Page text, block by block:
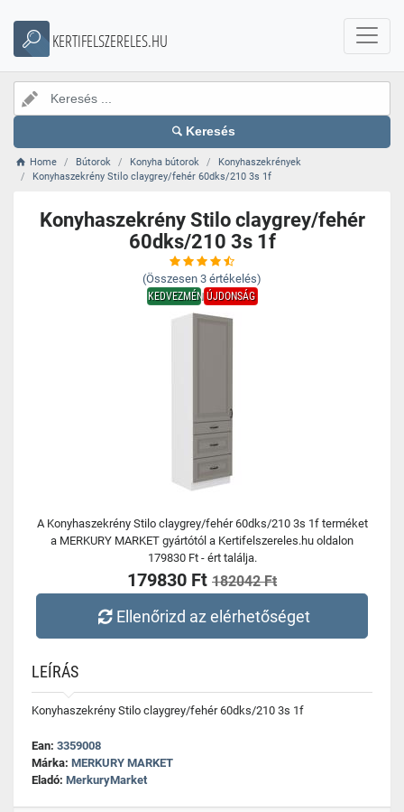
KERTIFELSZERELES.HU
Keresés
Home Bútorok Konyha bútorok
Konyhaszekrények
Konyhaszekrény Stilo claygrey/fehér 60dks/210 3s 1f
Konyhaszekrény Stilo claygrey/fehér
60dks/210 3s 1f
(Összesen 3 értékelés)
KEDVEZMÉNYÚJDONSÁG
A Konyhaszekrény Stilo claygrey/fehér 60dks/210 3s 1f terméket
a MERKURY MARKET gyártótól a Kertifelszereles.hu oldalon
179830 Ft - ért találja.
179830 Ft 182042 Ft
Ellenőrizd az elérhetőséget
LEÍRÁS
Konyhaszekrény Stilo claygrey/fehér 60dks/210 3s 1f
Ean: 3359008
Márka: MERKURY MARKET
Eladó: MerkuryMarket